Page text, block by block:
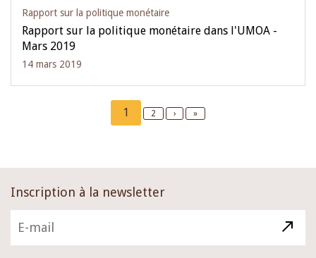
Rapport sur la politique monétaire
Rapport sur la politique monétaire dans l'UMOA -
Mars 2019
14 mars 2019
Current
page
1 Page
2
Next
›
Last
»
Inscription à la newsletter